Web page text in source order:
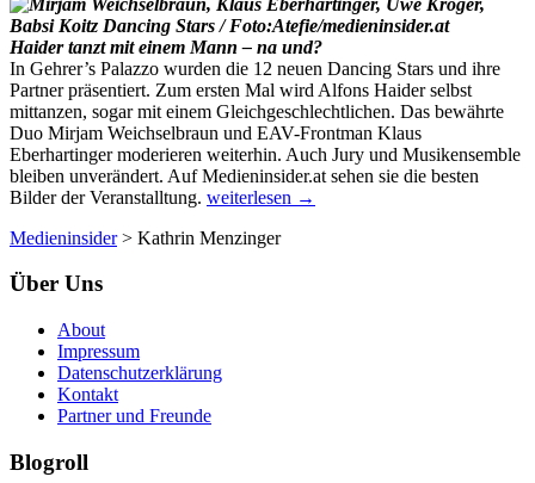
Haider tanzt mit einem Mann – na und?
In Gehrer’s Palazzo wurden die 12 neuen Dancing Stars und ihre
Partner präsentiert. Zum ersten Mal wird Alfons Haider selbst
mittanzen, sogar mit einem Gleichgeschlechtlichen. Das bewährte
Duo Mirjam Weichselbraun und EAV-Frontman Klaus
Eberhartinger moderieren weiterhin. Auch Jury und Musikensemble
bleiben unverändert. Auf Medieninsider.at sehen sie die besten
Bilder der Veranstalltung. Bildstrecke:
frei
weiterlesen →
Medieninsider> Kathrin Menzinger
Über Uns
About
Impressum
Datenschutzerklärung
Kontakt
Partner und Freunde
Blogroll